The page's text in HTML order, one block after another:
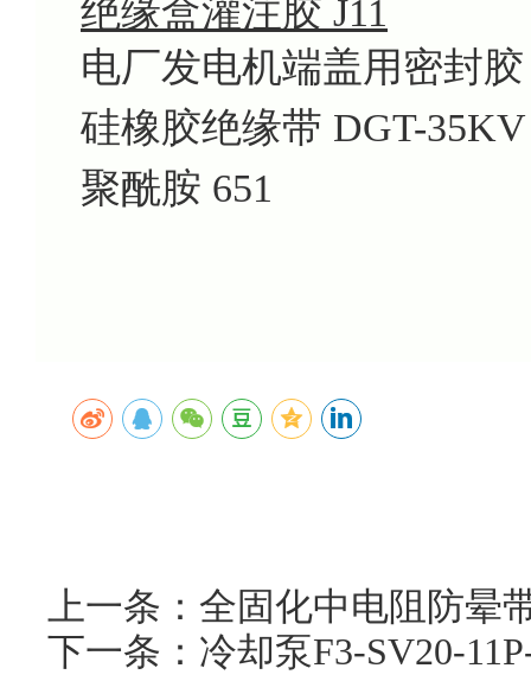
绝缘盒灌注胶 J11
电厂发电机端盖用密封胶
硅橡胶绝缘带 DGT-35KV
聚酰胺 651
上一条：全固化中电阻防晕
下一条：冷却泵F3-SV20-